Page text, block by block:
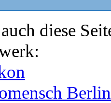
diese
Berlin